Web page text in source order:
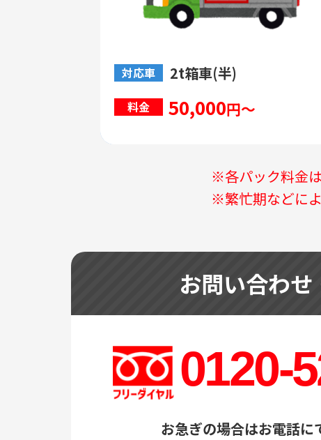
対応車 2t箱車(半)
料金 50,000円～
※各パック料金
※繁忙期などに
お問い合わせ
0120-
お急ぎの場合はお電話に